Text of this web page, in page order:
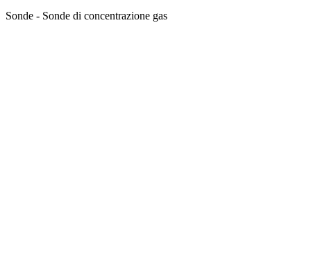
Sonde - Sonde di concentrazione gas